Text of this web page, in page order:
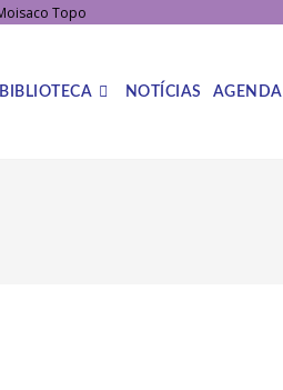
BIBLIOTECA NOTÍCIAS AGENDA